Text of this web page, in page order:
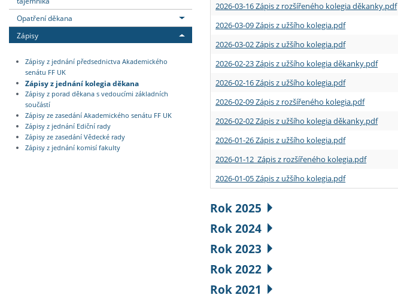
Opatření děkana
Zápisy
Zápisy z jednání předsednictva Akademického
senátu FF UK
Zápisy z jednání kolegia děkana
Zápisy z porad děkana s vedoucími základních
součástí
Zápisy ze zasedání Akademického senátu FF UK
Zápisy z jednání Ediční rady
Zápisy ze zasedání Vědecké rady
Zápisy z jednání komisí fakulty
2026-03-16 Zápis z rozšířeného kolegia děkanky.pdf
2026-03-09 Zápis z užšího kolegia.pdf
2026-03-02 Zápis z užšího kolegia.pdf
2026-02-23 Zápis z užšího kolegia děkanky.pdf
2026-02-16 Zápis z užšího kolegia.pdf
2026-02-09 Zápis z rozšířeného kolegia.pdf
2026-02-02 Zápis z užšího kolegia děkanky.pdf
2026-01-26 Zápis z užšího kolegia.pdf
2026-01-12 Zápis z rozšířeného kolegia.pdf
2026-01-05 Zápis z užšího kolegia.pdf
Rok 2025
Rok 2024
Rok 2023
Rok 2022
Rok 2021